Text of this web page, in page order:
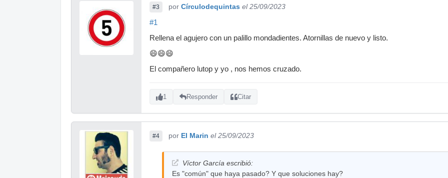
#3 por Círculodequintas el 25/09/2023
#1
Rellena el agujero con un palillo mondadientes. Atornillas de nuevo y listo.
😄😄😄
El compañero lutop y yo , nos hemos cruzado.
1 Responder Citar
#4 por El Marin el 25/09/2023
Víctor García escribió:
Es "común" que haya pasado? Y que soluciones hay?